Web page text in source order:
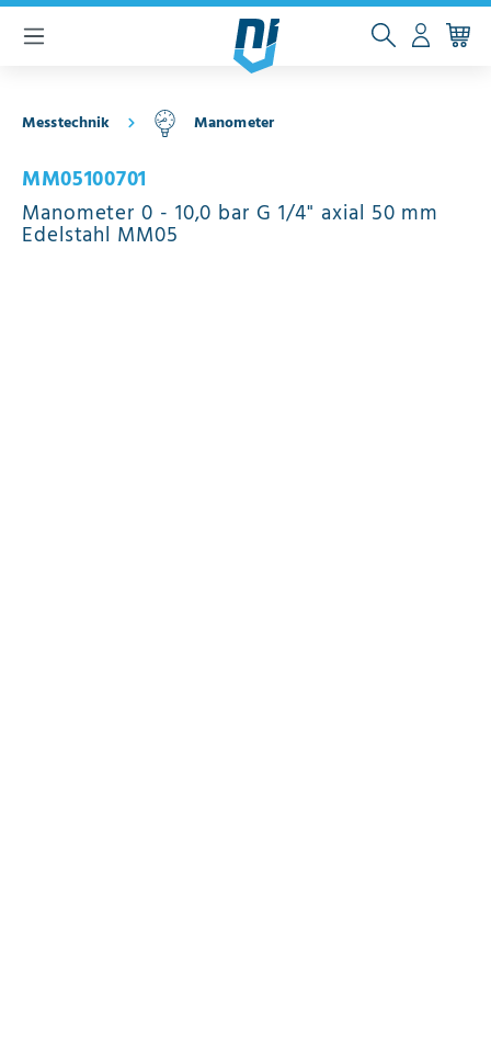
springen
Messtechnik Manometer
MM05100701
Manometer 0 - 10,0 bar G 1/4" axial 50 mm
Edelstahl MM05